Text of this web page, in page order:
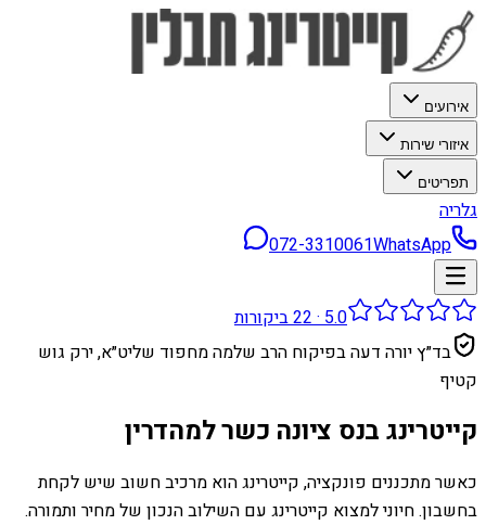
אירועים
איזורי שירות
תפריטים
גלריה
072-3310061WhatsApp
5.0
·
22ביקורות
בד״ץ יורה דעה בפיקוח הרב שלמה מחפוד שליט״א, ירק גוש
קטיף
קייטרינג בנס ציונה כשר למהדרין
כאשר מתכננים פונקציה, קייטרינג הוא מרכיב חשוב שיש לקחת
בחשבון. חיוני למצוא קייטרינג עם השילוב הנכון של מחיר ותמורה.